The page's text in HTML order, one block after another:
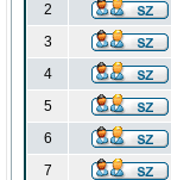
2
3
4
5
6
7